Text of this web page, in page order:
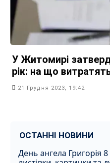
У Житомирі
рік: на що
21 Грудня 2023, 19:42
ОСТАННІ НОВИНИ
День ангела Григорія